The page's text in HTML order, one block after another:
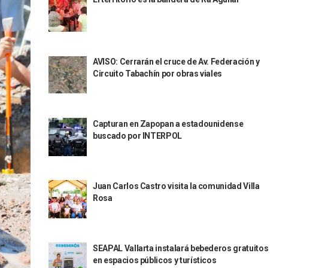
AVISO: Cerrarán el cruce de Av. Federación y
Circuito Tabachín por obras viales
Capturan en Zapopan a estadounidense
buscado por INTERPOL
Juan Carlos Castro visita la comunidad Villa
Rosa
SEAPAL Vallarta instalará bebederos gratuitos
en espacios públicos y turísticos